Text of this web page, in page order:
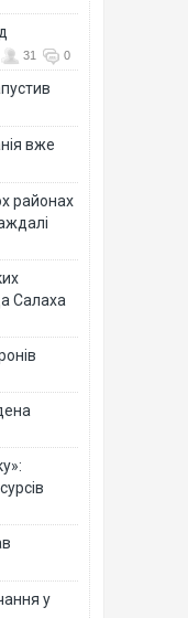
31 0
вже
районах
Салаха
у